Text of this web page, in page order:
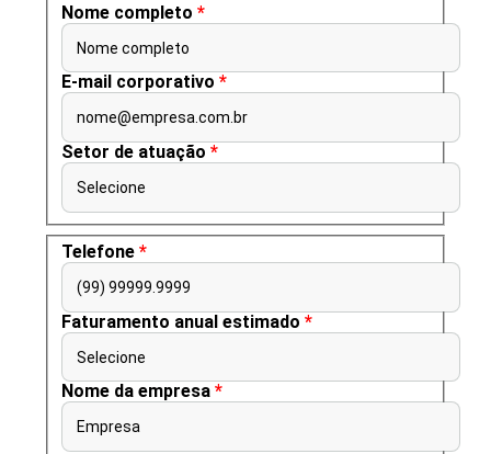
Nome completo *
Nome completo
E-mail corporativo *
nome@empresa.com.br
Setor de atuação *
Selecione
Telefone *
(99) 99999.9999
Faturamento anual estimado *
Selecione
Nome da empresa *
Empresa